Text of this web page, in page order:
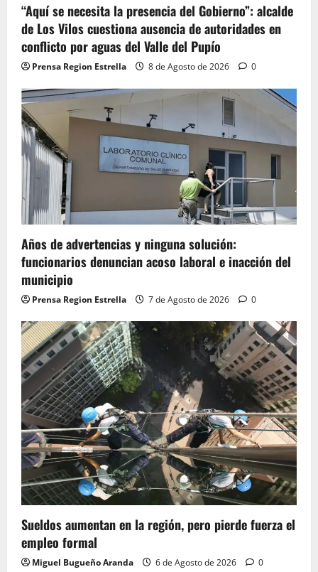
“Aquí se necesita la presencia del Gobierno”: alcalde
de Los Vilos cuestiona ausencia de autoridades en
conflicto por aguas del Valle del Pupío
Prensa Region Estrella 8 de Agosto de 2026 0
Años de advertencias y ninguna solución:
funcionarios denuncian acoso laboral e inacción del
municipio
Prensa Region Estrella 7 de Agosto de 2026 0
Sueldos aumentan en la región, pero pierde fuerza el
empleo formal
Miguel Bugueño Aranda 6 de Agosto de 2026 0